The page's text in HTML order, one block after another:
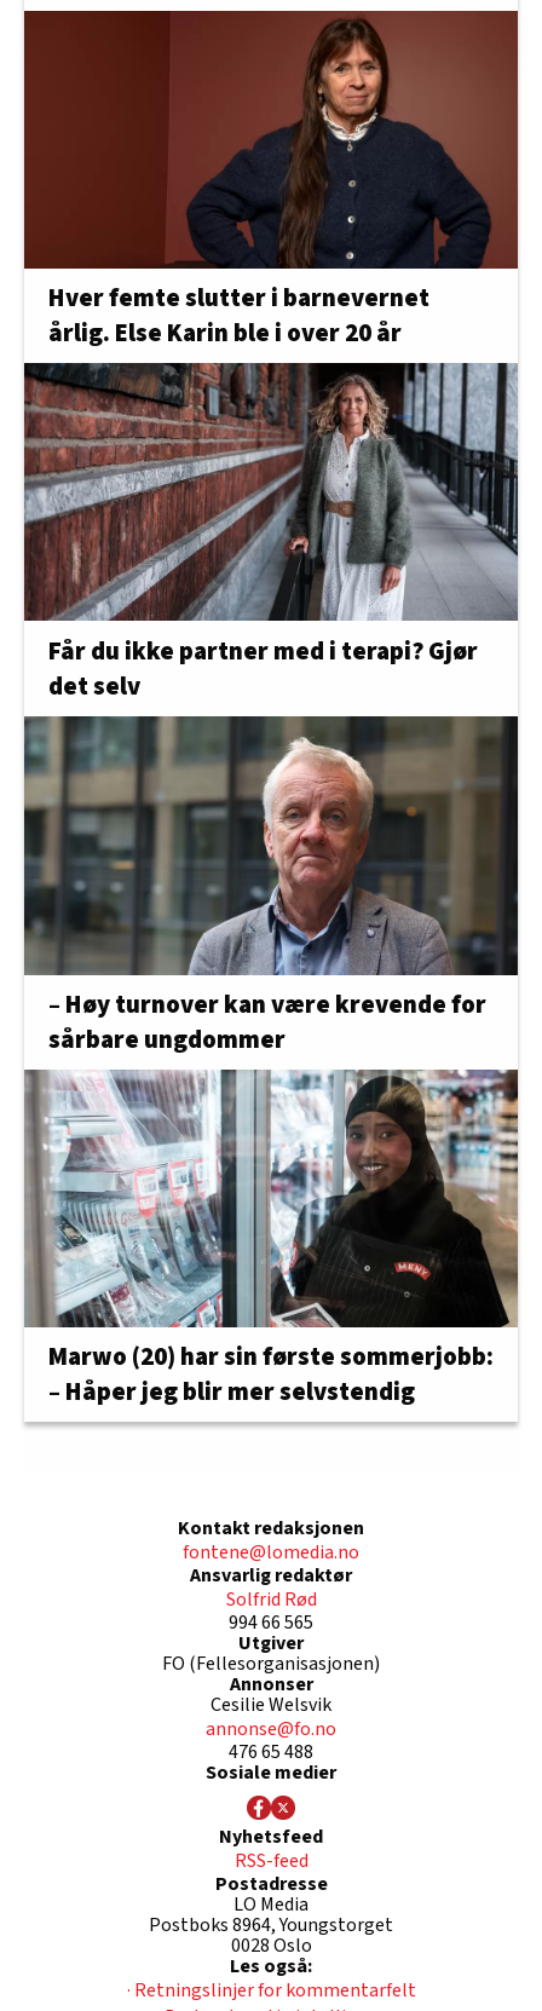
Hver femte slutter i barnevernet
årlig. Else Karin ble i over 20 år
Får du ikke partner med i terapi? Gjør
det selv
– Høy turnover kan være krevende for
sårbare ungdommer
Marwo (20) har sin første sommerjobb:
– Håper jeg blir mer selvstendig
Kontakt redaksjonen
fontene@lomedia.no
Ansvarlig redaktør
Solfrid Rød
994 66 565
Utgiver
FO (Fellesorganisasjonen)
Annonser
Cesilie Welsvik
annonse@fo.no
476 65 488
Sosiale medier
Nyhetsfeed
RSS-feed
Postadresse
LO Media
Postboks 8964, Youngstorget
0028 Oslo
Les også:
· Retningslinjer for kommentarfelt